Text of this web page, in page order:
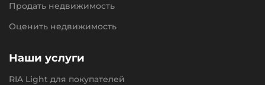
Продать недвижимость
Оценить недвижимость
Наши услуги
RIA Light для покупателей